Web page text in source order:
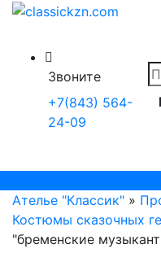
Звоните
+7(843) 564-
24-09
Ателье "Классик" »
Костюмы сказочных
"бременские